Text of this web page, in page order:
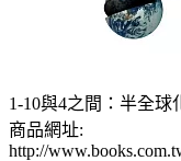
1-10與4之間：半全球
商品網址:
http://